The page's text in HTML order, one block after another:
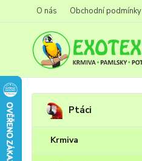
O nás Obchodní podmínky
Ptáci
Krmiva